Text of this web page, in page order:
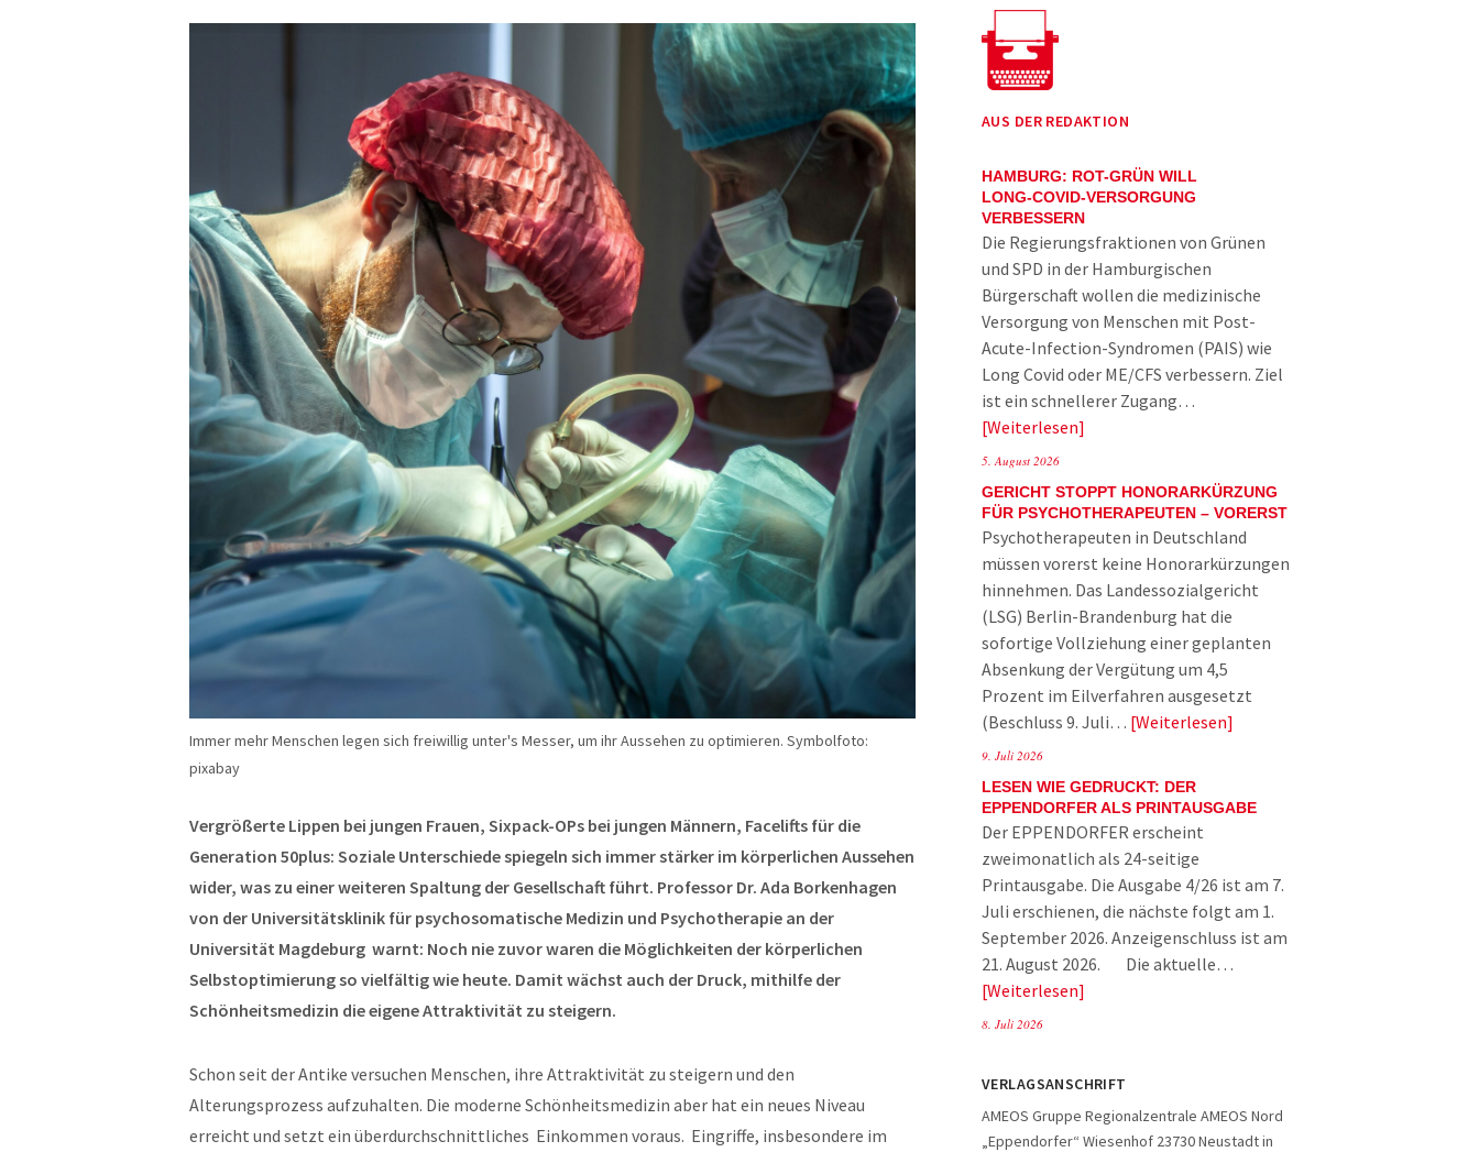
Immer mehr Menschen legen sich freiwillig unter's Messer, um ihr Aussehen zu optimieren. Symbolfoto:
pixabay
Vergrößerte Lippen bei jungen Frauen, Sixpack-OPs bei jungen Männern, Facelifts für die
Generation 50plus: Soziale Unterschiede spiegeln sich immer stärker im körperlichen Aussehen
wider, was zu einer weiteren Spaltung der Gesellschaft führt. Professor Dr. Ada Borkenhagen
von der Universitätsklinik für psychosomatische Medizin und Psychotherapie an der
Universität Magdeburg warnt: Noch nie zuvor waren die Möglichkeiten der körperlichen
Selbstoptimierung so vielfältig wie heute. Damit wächst auch der Druck, mithilfe der
Schönheitsmedizin die eigene Attraktivität zu steigern.
Schon seit der Antike versuchen Menschen, ihre Attraktivität zu steigern und den
Alterungsprozess aufzuhalten. Die moderne Schönheitsmedizin aber hat ein neues Niveau
erreicht und setzt ein überdurchschnittliches Einkommen voraus. Eingriffe, insbesondere im
AUS DER REDAKTION
HAMBURG: ROT-GRÜN WILL
LONG-COVID-VERSORGUNG
VERBESSERN
Die Regierungsfraktionen von Grünen
und SPD in der Hamburgischen
Bürgerschaft wollen die medizinische
Versorgung von Menschen mit Post-
Acute-Infection-Syndromen (PAIS) wie
Long Covid oder ME/CFS verbessern. Ziel
ist ein schnellerer Zugang…
Weiterlesen
5. August 2026
GERICHT STOPPT HONORARKÜRZUNG
FÜR PSYCHOTHERAPEUTEN – VORERST
Psychotherapeuten in Deutschland
müssen vorerst keine Honorarkürzungen
hinnehmen. Das Landessozialgericht
(LSG) Berlin-Brandenburg hat die
sofortige Vollziehung einer geplanten
Absenkung der Vergütung um 4,5
Prozent im Eilverfahren ausgesetzt
(Beschluss 9. Juli… Weiterlesen
9. Juli 2026
LESEN WIE GEDRUCKT: DER
EPPENDORFER ALS PRINTAUSGABE
Der EPPENDORFER erscheint
zweimonatlich als 24-seitige
Printausgabe. Die Ausgabe 4/26 ist am 7.
Juli erschienen, die nächste folgt am 1.
September 2026. Anzeigenschluss ist am
21. August 2026. Die aktuelle…
Weiterlesen
8. Juli 2026
VERLAGSANSCHRIFT
AMEOS Gruppe Regionalzentrale AMEOS Nord
„Eppendorfer“ Wiesenhof 23730 Neustadt in